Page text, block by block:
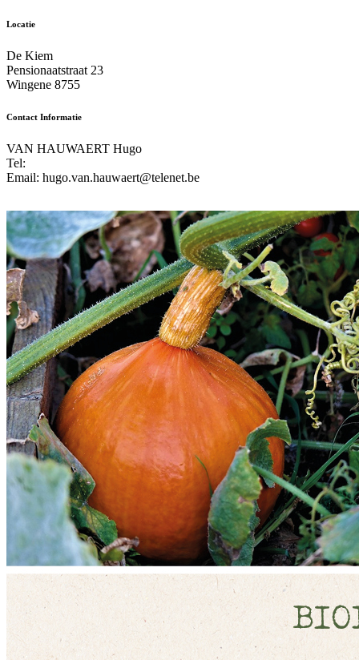
Locatie
De Kiem
Pensionaatstraat 23
Wingene 8755
Contact Informatie
VAN HAUWAERT Hugo
Tel:
Email: hugo.van.hauwaert@telenet.be